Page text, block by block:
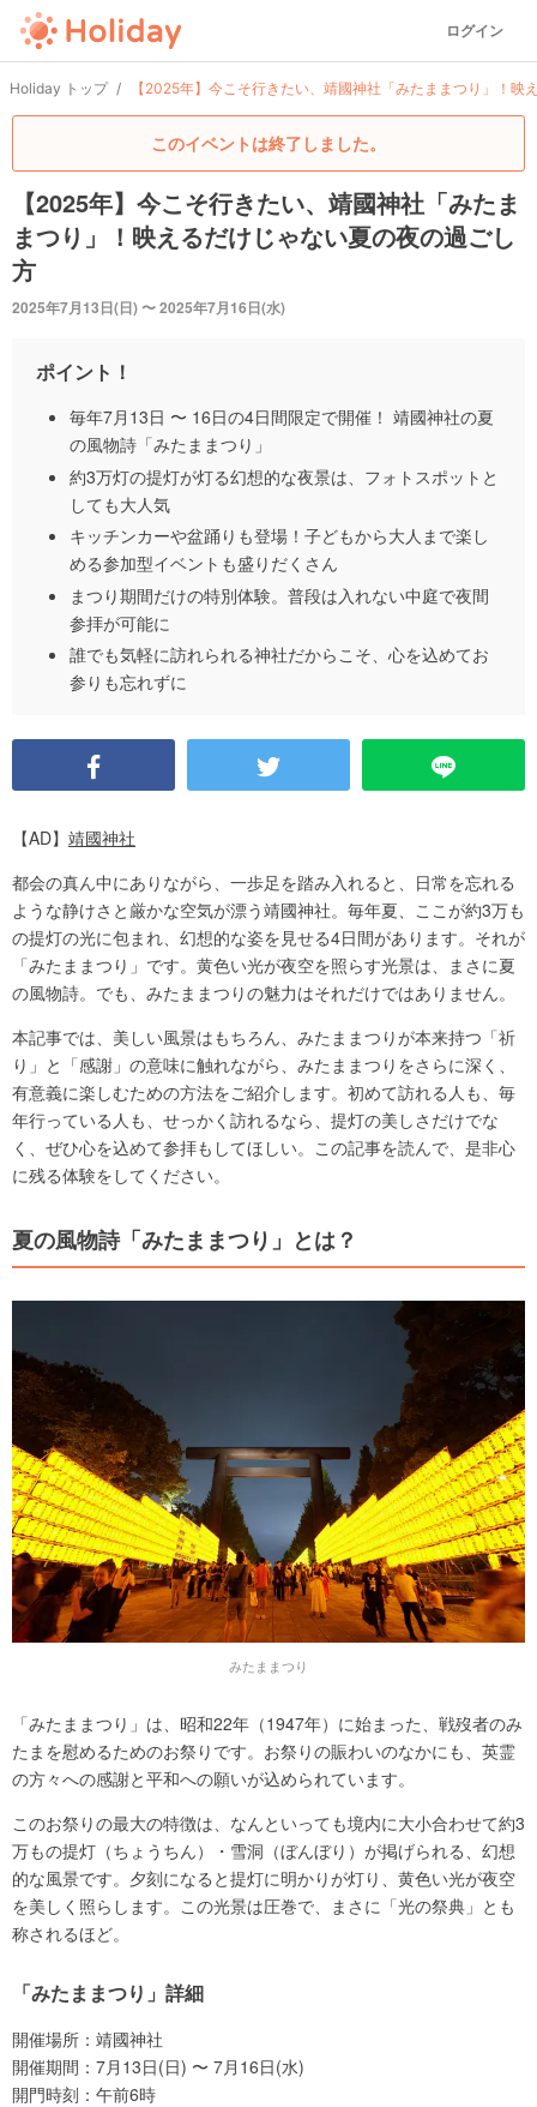
ログイン
Holiday トップ 【2025年】今こそ行きたい、靖國神社「みたままつり」！映
このイベントは終了しました。
【2025年】今こそ行きたい、靖國神社「みたま
まつり」！映えるだけじゃない夏の夜の過ごし
方
2025年7月13日(日) 〜 2025年7月16日(水)
ポイント！
毎年7月13日 〜 16日の4日間限定で開催！ 靖國神社の夏
の風物詩「みたままつり」
約3万灯の提灯が灯る幻想的な夜景は、フォトスポットと
しても大人気
キッチンカーや盆踊りも登場！子どもから大人まで楽し
める参加型イベントも盛りだくさん
まつり期間だけの特別体験。普段は入れない中庭で夜間
参拝が可能に
誰でも気軽に訪れられる神社だからこそ、心を込めてお
参りも忘れずに
【AD】 靖國神社
都会の真ん中にありながら、一歩足を踏み入れると、日常を忘れる
ような静けさと厳かな空気が漂う靖國神社。毎年夏、ここが約3万も
の提灯の光に包まれ、幻想的な姿を見せる4日間があります。それが
「みたままつり」です。黄色い光が夜空を照らす光景は、まさに夏
の風物詩。でも、みたままつりの魅力はそれだけではありません。
本記事では、美しい風景はもちろん、みたままつりが本来持つ「祈
り」と「感謝」の意味に触れながら、みたままつりをさらに深く、
有意義に楽しむための方法をご紹介します。初めて訪れる人も、毎
年行っている人も、せっかく訪れるなら、提灯の美しさだけでな
く、ぜひ心を込めて参拝もしてほしい。この記事を読んで、是非心
に残る体験をしてください。
夏の風物詩「みたままつり」とは？
みたままつり
「みたままつり」は、昭和22年（1947年）に始まった、戦歿者のみ
たまを慰めるためのお祭りです。お祭りの賑わいのなかにも、英霊
の方々への感謝と平和への願いが込められています。
このお祭りの最大の特徴は、なんといっても境内に大小合わせて約3
万もの提灯（ちょうちん）・雪洞（ぼんぼり）が掲げられる、幻想
的な風景です。夕刻になると提灯に明かりが灯り、黄色い光が夜空
を美しく照らします。この光景は圧巻で、まさに「光の祭典」とも
称されるほど。
「みたままつり」詳細
開催場所：靖國神社
開催期間：7月13日(日) 〜 7月16日(水)
開門時刻：午前6時